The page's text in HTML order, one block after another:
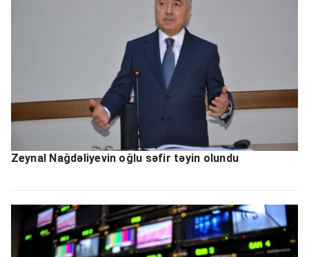
Zeynal Nağdəliyevin oğlu səfir təyin olundu